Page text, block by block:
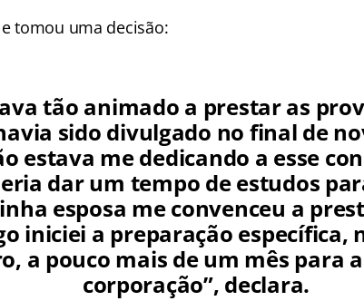
tomou uma decisão:
tão animado a prestar as
sido divulgado no final de
estava me dedicando a esse
dar um tempo de estudos
esposa me convenceu a
iniciei a preparação específica,
a pouco mais de um mês para
corporação”, declara.